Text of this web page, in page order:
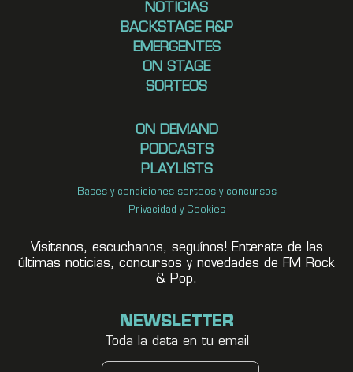
NOTICIAS
BACKSTAGE R&P
EMERGENTES
ON STAGE
SORTEOS
ON DEMAND
PODCASTS
PLAYLISTS
Bases y condiciones sorteos y concursos
Privacidad y Cookies
Visitanos, escuchanos, seguínos! Enterate de las
últimas noticias, concursos y novedades de FM Rock
& Pop.
NEWSLETTER
Toda la data en tu email